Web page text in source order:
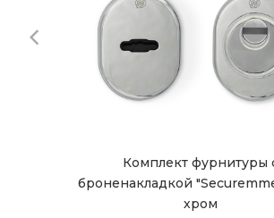
Комплект фурнитуры
броненакладкой
хром